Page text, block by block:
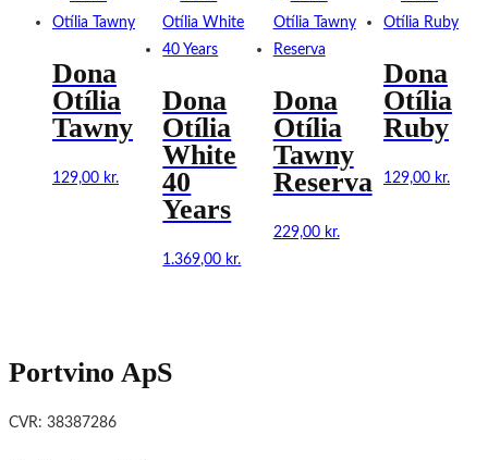
Dona
Otília
Tawny
129,00 kr.
Dona
Otília
White
40
Years
1.369,00 kr.
Dona
Otília
Tawny
Reserva
229,00 kr.
Dona
Otília
Ruby
129,00 kr.
Portvino ApS
CVR: 38387286